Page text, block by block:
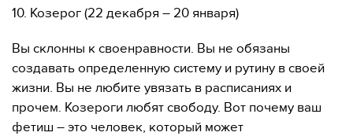
10. Козерог (22 декабря – 20 января)
Вы склонны к своенравности. Вы не обязаны
создавать определенную систему и рутину в своей
жизни. Вы не любите увязать в расписаниях и
прочем. Козероги любят свободу. Вот почему ваш
фетиш – это человек, который может